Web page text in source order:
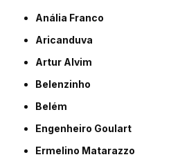
Anália Franco
Aricanduva
Artur Alvim
Belenzinho
Belém
Engenheiro Goulart
Ermelino Matarazzo